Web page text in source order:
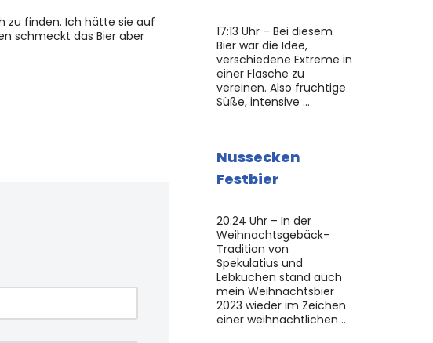
zu finden. Ich hätte sie auf
schmeckt das Bier aber
17:13 Uhr – Bei diesem
Bier war die Idee,
verschiedene Extreme in
einer Flasche zu
vereinen. Also fruchtige
Süße, intensive …
Nussecken
Festbier
20:24 Uhr – In der
Weihnachtsgebäck-
Tradition von
Spekulatius und
Lebkuchen stand auch
mein Weihnachtsbier
2023 wieder im Zeichen
einer weihnachtlichen …